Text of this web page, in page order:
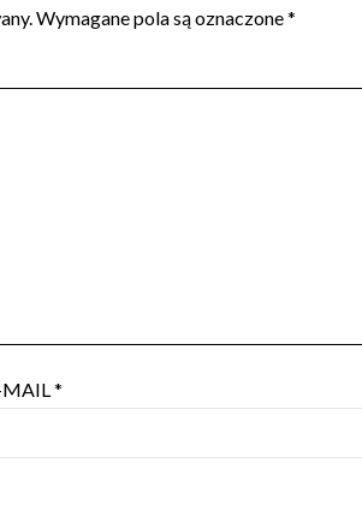
Wymagane pola są oznaczone*
MAIL*